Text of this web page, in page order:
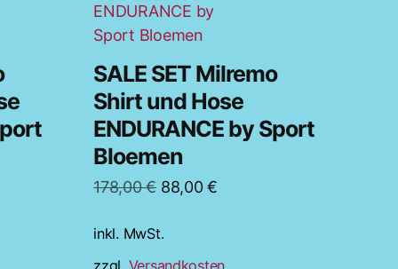
SALE SET Milremo
Shirt und Hose
ENDURANCE by Sport
Bloemen
178,00€ Ursprünglicher
war:
178,00 €
88,00€Aktueller
88,00 €.
inkl. MwSt.
weist
mehrere
auf.
Die
Optionen
können
auf
Produktseite